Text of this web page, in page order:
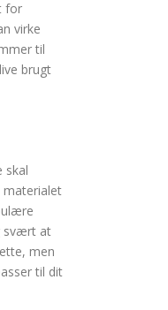
for
virke
til
brugt
skal
materialet
svært at
men
til dit